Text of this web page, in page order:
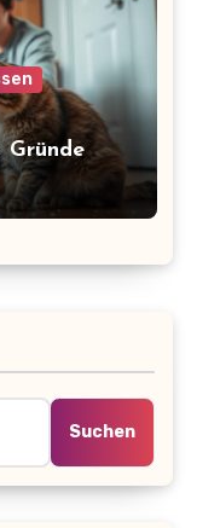
Gründe
Suchen